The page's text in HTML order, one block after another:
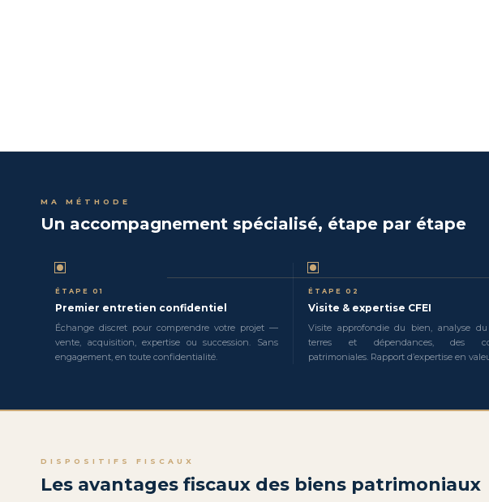
MA MÉTHODE
Un accompagnement spécialisé, étape par étape
ÉTAPE 01
Premier entretien confidentiel
Échange discret pour comprendre votre projet —
vente, acquisition, expertise ou succession. Sans
engagement, en toute confidentialité.
ÉTAPE 02
Visite & expertise CFEI
Visite approfondie du bien, analyse
terres et dépendances, des
patrimoniales. Rapport d’expertise en
DISPOSITIFS FISCAUX
Les avantages fiscaux des biens patrimoniaux